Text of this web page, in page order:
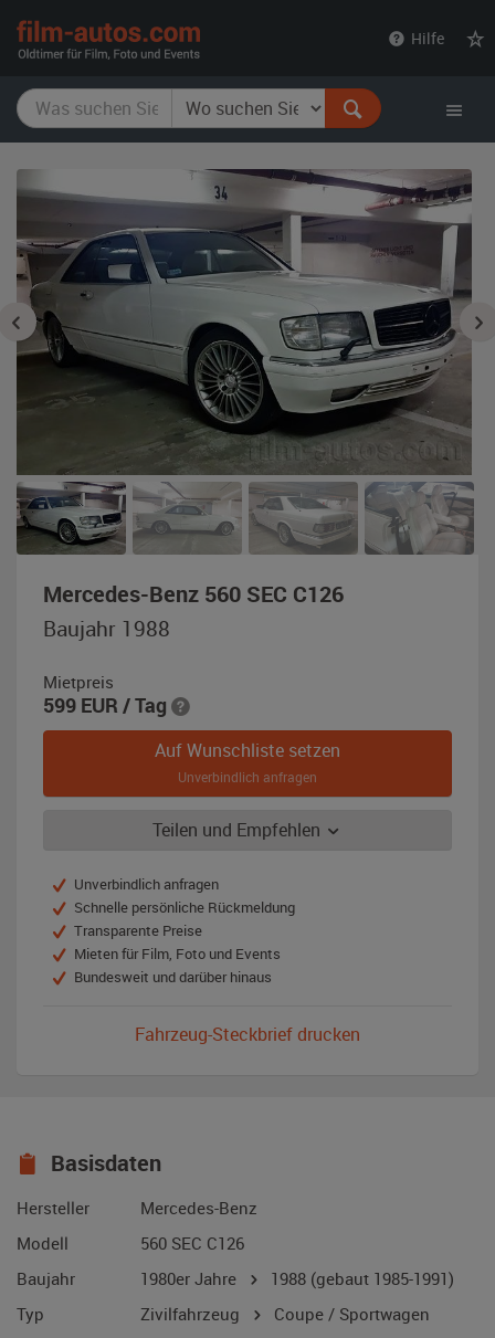
Hilfe
Mercedes-Benz 560 SEC C126,
Baujahr 1988
Mietpreis
599 EUR / Tag
Auf Wunschliste setzen
Unverbindlich anfragen
Teilen und Empfehlen
Unverbindlich anfragen
Schnelle persönliche Rückmeldung
Transparente Preise
Mieten für Film, Foto und Events
Bundesweit und darüber hinaus
Fahrzeug-Steckbrief drucken
Basisdaten
Hersteller
Mercedes-Benz
Modell
560 SEC C126
Baujahr
1980er Jahre 1988 (gebaut 1985-1991)
Typ
Zivilfahrzeug
Coupe / Sportwagen